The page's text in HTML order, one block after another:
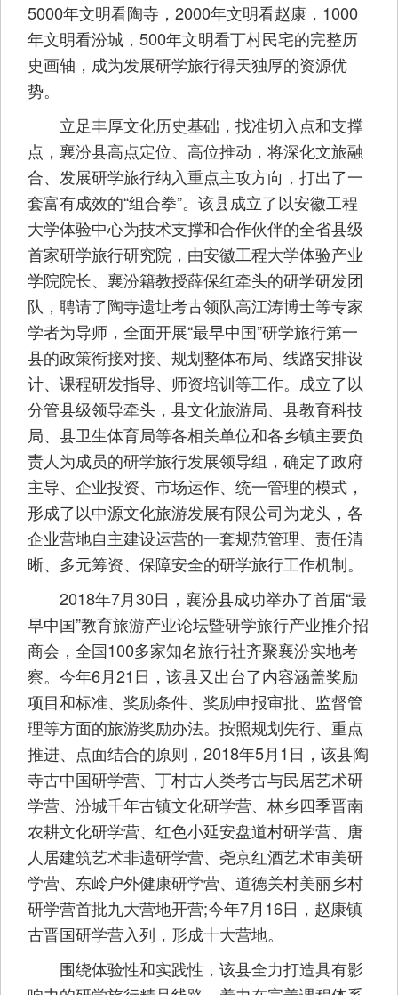
5000年文明看陶寺，2000年文明看赵康，1000
年文明看汾城，500年文明看丁村民宅的完整历
史画轴，成为发展研学旅行得天独厚的资源优
势。
立足丰厚文化历史基础，找准切入点和支撑
点，襄汾县高点定位、高位推动，将深化文旅融
合、发展研学旅行纳入重点主攻方向，打出了一
套富有成效的“组合拳”。该县成立了以安徽工程
大学体验中心为技术支撑和合作伙伴的全省县级
首家研学旅行研究院，由安徽工程大学体验产业
学院院长、襄汾籍教授薛保红牵头的研学研发团
队，聘请了陶寺遗址考古领队高江涛博士等专家
学者为导师，全面开展“最早中国”研学旅行第一
县的政策衔接对接、规划整体布局、线路安排设
计、课程研发指导、师资培训等工作。成立了以
分管县级领导牵头，县文化旅游局、县教育科技
局、县卫生体育局等各相关单位和各乡镇主要负
责人为成员的研学旅行发展领导组，确定了政府
主导、企业投资、市场运作、统一管理的模式，
形成了以中源文化旅游发展有限公司为龙头，各
企业营地自主建设运营的一套规范管理、责任清
晰、多元筹资、保障安全的研学旅行工作机制。
2018年7月30日，襄汾县成功举办了首届“最
早中国”教育旅游产业论坛暨研学旅行产业推介招
商会，全国100多家知名旅行社齐聚襄汾实地考
察。今年6月21日，该县又出台了内容涵盖奖励
项目和标准、奖励条件、奖励申报审批、监督管
理等方面的旅游奖励办法。按照规划先行、重点
推进、点面结合的原则，2018年5月1日，该县陶
寺古中国研学营、丁村古人类考古与民居艺术研
学营、汾城千年古镇文化研学营、林乡四季晋南
农耕文化研学营、红色小延安盘道村研学营、唐
人居建筑艺术非遗研学营、尧京红酒艺术审美研
学营、东岭户外健康研学营、道德关村美丽乡村
研学营首批九大营地开营;今年7月16日，赵康镇
古晋国研学营入列，形成十大营地。
围绕体验性和实践性，该县全力打造具有影